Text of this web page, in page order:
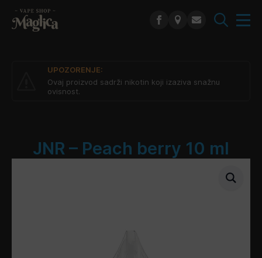
UPOZORENJE:
Ovaj proizvod sadrži nikotin koji izaziva snažnu
ovisnost.
JNR – Peach berry 10 ml